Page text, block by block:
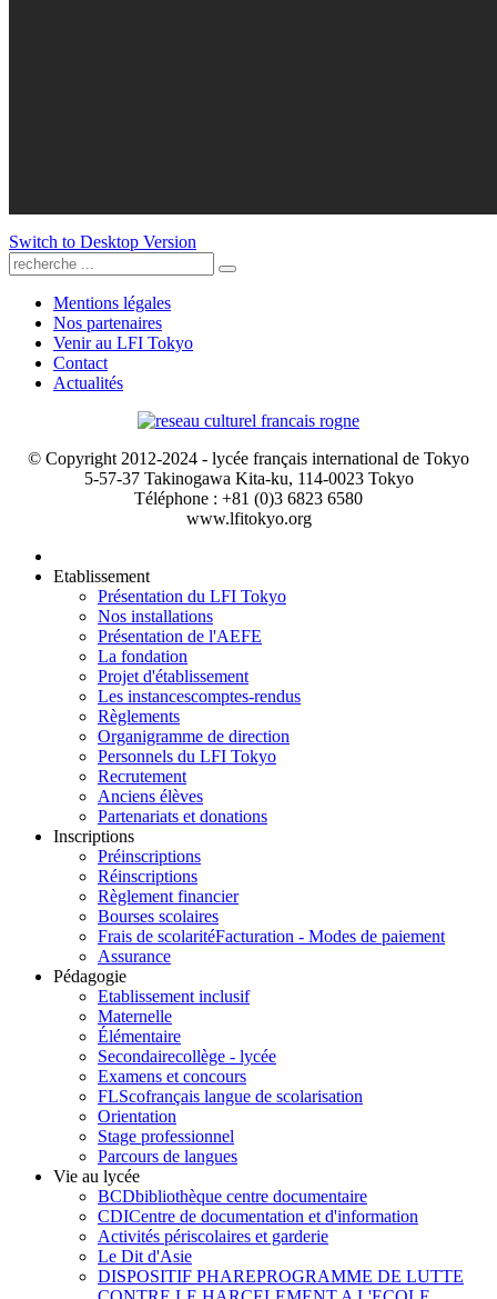
Switch to Desktop Version
Mentions légales
Nos partenaires
Venir au LFI Tokyo
Contact
Actualités
© Copyright 2012-2024 - lycée français international de Tokyo
5-57-37 Takinogawa Kita-ku, 114-0023 Tokyo
Téléphone : +81 (0)3 6823 6580
www.lfitokyo.org
Etablissement
Présentation du LFI Tokyo
Nos installations
Présentation de l'AEFE
La fondation
Projet d'établissement
Les instancescomptes-rendus
Règlements
Organigramme de direction
Personnels du LFI Tokyo
Recrutement
Anciens élèves
Partenariats et donations
Inscriptions
Préinscriptions
Réinscriptions
Règlement financier
Bourses scolaires
Frais de scolaritéFacturation - Modes de paiement
Assurance
Pédagogie
Etablissement inclusif
Maternelle
Élémentaire
Secondairecollège - lycée
Examens et concours
FLScofrançais langue de scolarisation
Orientation
Stage professionnel
Parcours de langues
Vie au lycée
BCDbibliothèque centre documentaire
CDICentre de documentation et d'information
Activités périscolaires et garderie
Le Dit d'Asie
DISPOSITIF PHAREPROGRAMME DE LUTTE